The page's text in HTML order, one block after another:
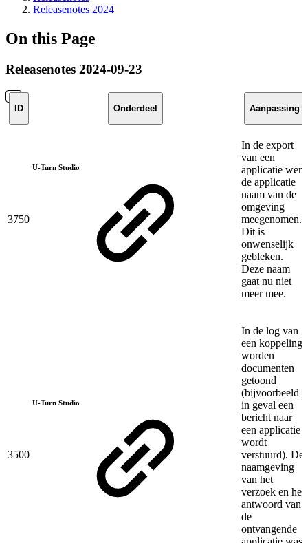
Releasenotes 2024
On this Page
Releasenotes 2024-09-23
ID Onderdeel Aanpassing
3750
U-Turn Studio
In de export
van een
applicatie werd
de applicatie
naam van de
omgeving
meegenomen.
Dit is
onwenselijk
gebleken.
Deze naam
gaat nu niet
meer mee.
3500
U-Turn Studio
In de log van
een koppeling
worden
documenten
getoond
(bijvoorbeeld
in geval een
bericht naar
een applicatie
wordt
verstuurd). De
naamgeving
van het
verzoek en het
antwoord van
de
ontvangende